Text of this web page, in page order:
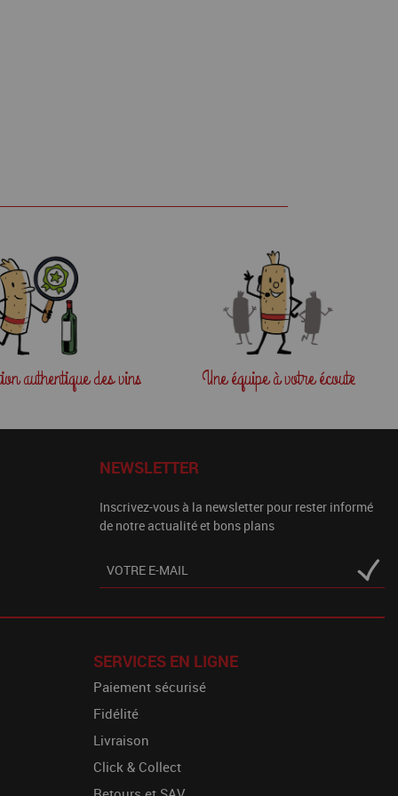
authentique des vins Une équipeà votre écoute
NEWSLETTER
Inscrivez-vous à la newsletter pour rester informé
de notre actualité et bons plans
SERVICES EN LIGNE
Paiement sécurisé
Fidélité
Livraison
Click & Collect